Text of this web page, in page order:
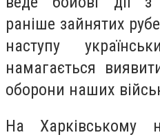
раніше зайнятих
наступу
намагається
оборони наших
На Харківському